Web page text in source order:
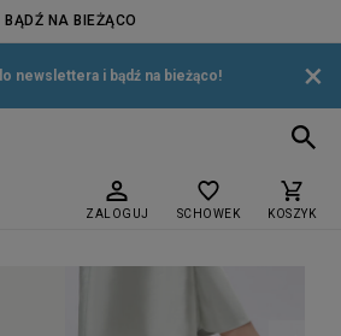
BĄDŹ NA BIEŻĄCO
newslettera i bądź na bieżąco! ×
ZALOGUJ SCHOWEK KOSZYK